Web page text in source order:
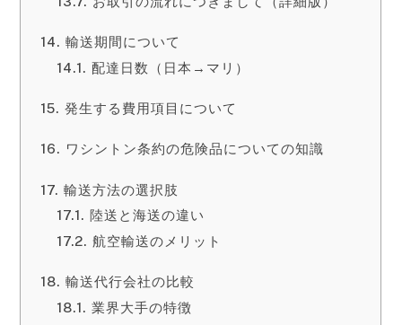
輸送期間について
配達日数（日本→マリ）
発生する費用項目について
ワシントン条約の危険品についての知識
輸送方法の選択肢
陸送と海送の違い
航空輸送のメリット
輸送代行会社の比較
業界大手の特徴